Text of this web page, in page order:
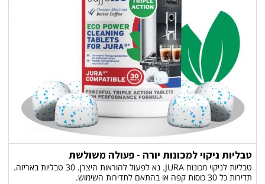
טבליות ניקוי למכונות יורה - פעולה משולשת
טבליות לניקוי מכונות JURA. נא לפעול להוראות היצרן. 30 טבליות באריזה.
תדירות כל 30 כוסות קפה או בהתאם לתדירות השימוש.